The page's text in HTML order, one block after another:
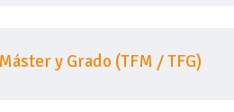
y Grado (TFM / TFG)